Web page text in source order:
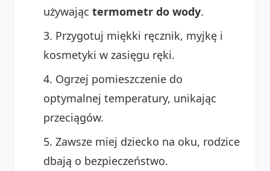
używając termometr do wody.
Przygotuj miękki ręcznik, myjkę i
kosmetyki w zasięgu ręki.
Ogrzej pomieszczenie do
optymalnej temperatury, unikając
przeciągów.
Zawsze miej dziecko na oku, rodzice
dbają o bezpieczeństwo.